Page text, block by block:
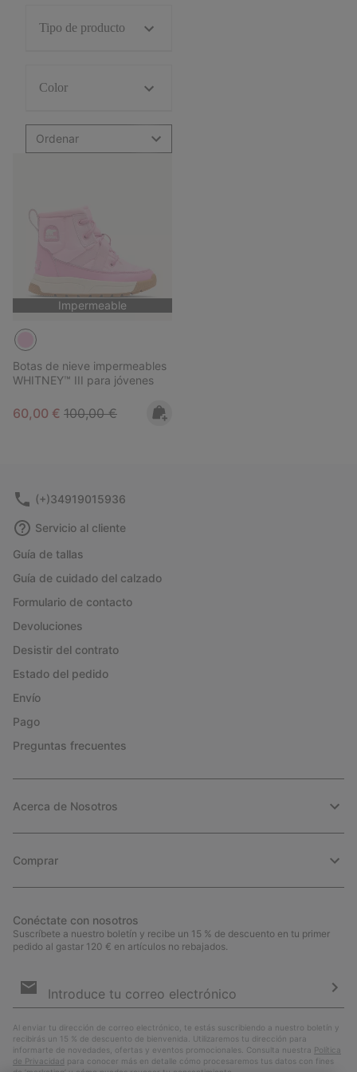
Tipo de producto
Color
Ordenar
Impermeable
Botas de nieve impermeables
WHITNEY™ III para jóvenes
Sale price:
60,00 € Regular price:
100,00 €
(+)34919015936
Servicio al cliente
Guía de tallas
Guía de cuidado del calzado
Formulario de contacto
Devoluciones
Desistir del contrato
Estado del pedido
Envío
Pago
Preguntas frecuentes
Acerca de Nosotros
Comprar
Conéctate con nosotros
Suscríbete a nuestro boletín y recibe un 15 % de descuento en tu primer
pedido al gastar 120 € en artículos no rebajados.
de
Al enviar tu dirección de correo electrónico, te estás suscribiendo a nuestro boletín y
recibirás un 15 % de descuento de bienvenida. Utilizaremos tu dirección para
informarte de novedades, ofertas y eventos promocionales. Consulta nuestra Política
de Privacidad para conocer más en detalle cómo procesaremos tus datos con fines